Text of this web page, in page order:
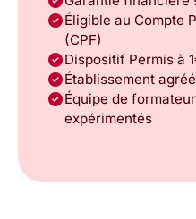
check_circleÉligible au Compte
(CPF)
check_circleDispositif Permis à
check_circleÉtablissement
check_circleÉquipe de
expérimentés